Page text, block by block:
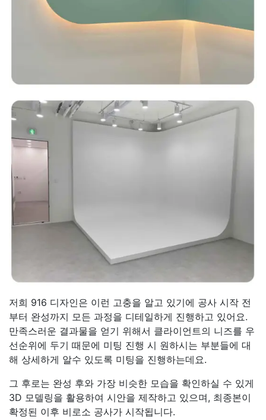
저희 916 디자인은 이런 고충을 알고 있기에 공사 시작 전
부터 완성까지 모든 과정을 디테일하게 진행하고 있어요.
만족스러운 결과물을 얻기 위해서 클라이언트의 니즈를 우
선순위에 두기 때문에 미팅 진행 시 원하시는 부분들에 대
해 상세하게 알수 있도록 미팅을 진행하는데요.
그 후로는 완성 후와 가장 비슷한 모습을 확인하실 수 있게
3D 모델링을 활용하여 시안을 제작하고 있으며, 최종본이
확정된 이후 비로소 공사가 시작됩니다.